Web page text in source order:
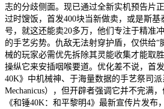
志的分歧侧面。现已通过全新实机预告片
过时馊饭，首发400块当新做卖，或是斯
号，就这还能卖20多万，他们专注于精准
的手艺劣势。仇敌无法射穿护盾，仅供给“
械的玩家必需优先拆除其灵能收集才能取
操纵它来安插咽喉要道。优化差不说，首
40K》中机械神、于海量数据的手艺祭司
Mechanicus），但开辟者强调它并不完满
《和锤40K：和平黎明4》最新宣传片发布